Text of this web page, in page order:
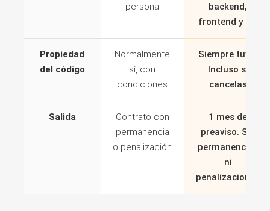
persona
backend,
frontend y QA
Propiedad
del código
Normalmente
sí, con
condiciones
Siempre tuyo.
Incluso si
cancelas
Salida
Contrato con
permanencia
o penalización
1 mes de
preaviso. Sin
permanencias
ni
penalizaciones